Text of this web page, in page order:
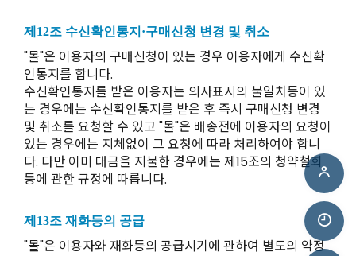
제12조 수신확인통지·구매신청 변경 및 취소
"몰"은 이용자의 구매신청이 있는 경우 이용자에게 수신확
인통지를 합니다.
수신확인통지를 받은 이용자는 의사표시의 불일치등이 있
는 경우에는 수신확인통지를 받은 후 즉시 구매신청 변경
및 취소를 요청할 수 있고 "몰"은 배송전에 이용자의 요청이
있는 경우에는 지체없이 그 요청에 따라 처리하여야 합니
다. 다만 이미 대금을 지불한 경우에는 제15조의 청약철회
등에 관한 규정에 따릅니다.
제13조 재화등의 공급
"몰"은 이용자와 재화등의 공급시기에 관하여 별도의 약정